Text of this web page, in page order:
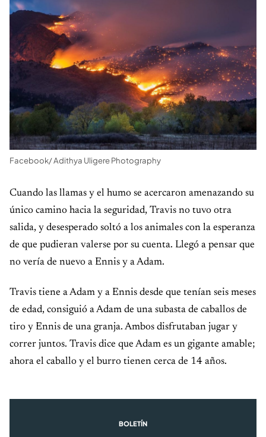
Facebook/ Adithya Uligere Photography
Cuando las llamas y el humo se acercaron amenazando su
único camino hacia la seguridad, Travis no tuvo otra
salida, y desesperado soltó a los animales con la esperanza
de que pudieran valerse por su cuenta. Llegó a pensar que
no vería de nuevo a Ennis y a Adam.
Travis tiene a Adam y a Ennis desde que tenían seis meses
de edad, consiguió a Adam de una subasta de caballos de
tiro y Ennis de una granja. Ambos disfrutaban jugar y
correr juntos. Travis dice que Adam es un gigante amable;
ahora el caballo y el burro tienen cerca de 14 años.
BOLETÍN